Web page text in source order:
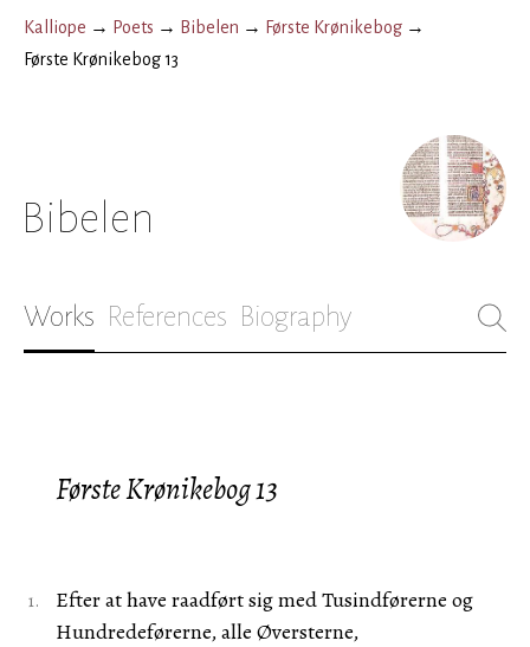
Kalliope → Poets → Bibelen → Første Krønikebog →
Første Krønikebog 13
Bibelen
Works References Biography
Første Krønikebog 13
Efter at have raadført sig med Tusindførerne og
Hundredeførerne, alle Øversterne,